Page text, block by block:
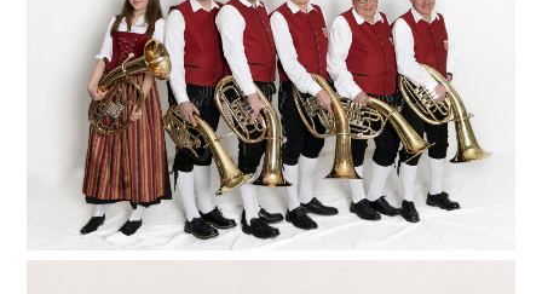
und Baritonregister, in dem unsere fünf Männer Uwe,
Philipp, Heinz, Martin und Karl-Heinz durch unsere
beiden Frauen Anna-Maria (von links) und Bettina
(auf dem Bild fehlend) perfekt ergänzt werden. Mit
ihrem weichen und voluminösen Klang sind sie für
uns unverzichtbar. Auch für ein paar Solo-Passagen
sind sie sich nie zu schade.